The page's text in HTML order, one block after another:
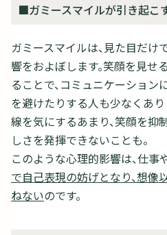
■ガミースマイルが引き起こ
ガミースマイルは、見た目だ
響をおよぼします。笑顔を見せ
ることで、コミュニケーション
を避けたりする人も少なくあり
線を気にするあまり、笑顔を抑
しさを発揮できないことも。
このような心理的影響は、仕事
で自己表現の妨げとなり、想
ねないのです。